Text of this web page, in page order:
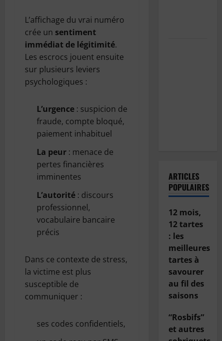
L’affichage du vrai numéro
crée un sentiment
immédiat de légitimité.
Les escrocs jouent ensuite
sur plusieurs leviers
psychologiques :
L’urgence : suspicion de
fraude, compte bloqué,
paiement inhabituel
La peur : menace de
pertes financières
imminentes
L’autorité : discours
professionnel,
vocabulaire bancaire
précis
Dans ce contexte de stress,
la victime est plus
susceptible de
communiquer :
ses codes confidentiels,
ARTICLES
POPULAIRES
12 mois,
12 tartes
: les
meilleures
tartes à
savourer
au fil des
saisons
“Rosbifs”
et autres